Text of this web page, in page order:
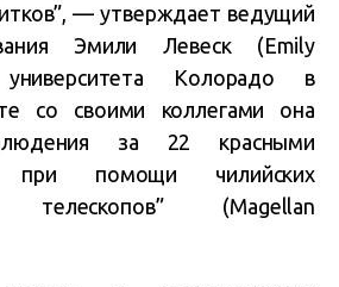
— утверждает ведущий
Эмили Левеск (Emily
Колорадо в
со своими коллегами она
за 22 красными
при помощи чилийских
телескопов” (Magellan